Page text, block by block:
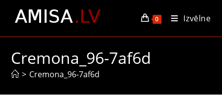
0 Izvēlne
Cremona_96-7af6d
> Cremona_96-7af6d